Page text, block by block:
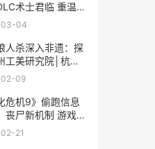
术士君临 重温典
破坏神2手机单机
04
人杀深入非遗：探
工美研究院│杭师
扇技艺的背后
09
危机9》偷跑信息
丧尸新机制 游戏优
化危机9ps4会出
21